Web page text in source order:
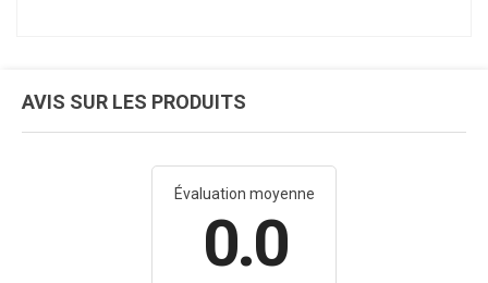
AVIS SUR LES PRODUITS
Évaluation moyenne
0.0